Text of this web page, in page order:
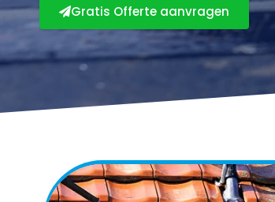
Gratis Offerte aanvragen